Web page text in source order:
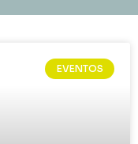
EVENTOS